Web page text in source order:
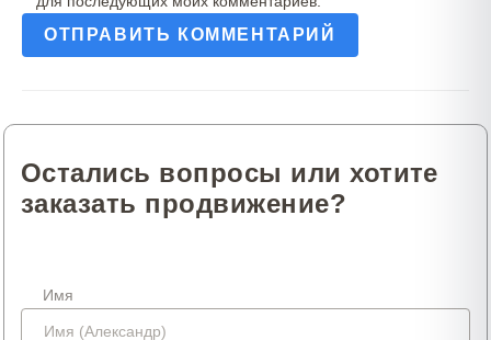
Остались вопросы или хотите
заказать продвижение?
Имя